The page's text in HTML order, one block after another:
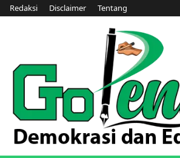
Redaksi Disclaimer Tentang